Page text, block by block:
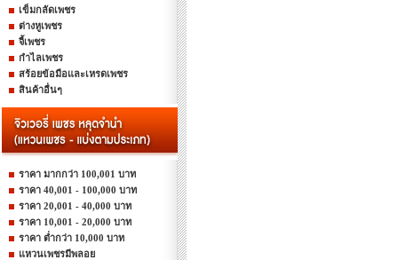
เข็มกลัดเพชร
ต่างหูเพชร
จี้เพชร
กำไลเพชร
สร้อยข้อมือและเหรดเพชร
สินค้าอื่นๆ
ราคา มากกว่า 100,001 บาท
ราคา 40,001 - 100,000 บาท
ราคา 20,001 - 40,000 บาท
ราคา 10,001 - 20,000 บาท
ราคา ต่ำกว่า 10,000 บาท
แหวนเพชรมีพลอย